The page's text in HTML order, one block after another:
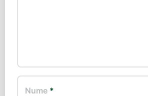
Nume *